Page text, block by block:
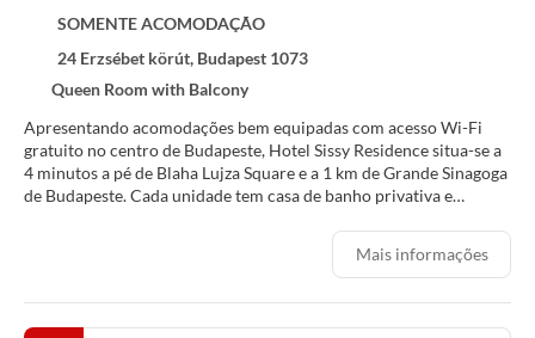
SOMENTE ACOMODAÇÃO
24 Erzsébet körút, Budapest 1073
Queen Room with Balcony
Apresentando acomodações bem equipadas com acesso Wi-Fi
gratuito no centro de Budapeste, Hotel Sissy Residence situa-se a
4 minutos a pé de Blaha Lujza Square e a 1 km de Grande Sinagoga
de Budapeste. Cada unidade tem casa de banho privativa e
Hotel Sissy Residence disponibiliza opções de pequeno-almoço
vários pontos de interesse populares nas suas proximidades,
incluindo Estação de Metro Keleti Pályaudvar, Casa do Terror e
Mais informações